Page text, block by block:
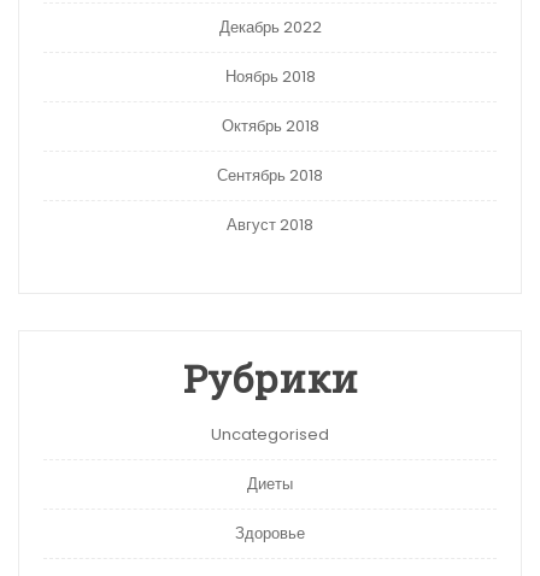
Декабрь 2022
Ноябрь 2018
Октябрь 2018
Сентябрь 2018
Август 2018
Рубрики
Uncategorised
Диеты
Здоровье